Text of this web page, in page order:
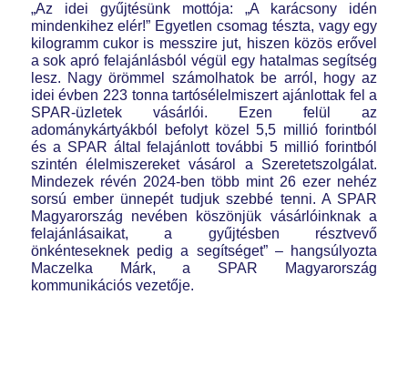
„Az idei gyűjtésünk mottója: „A karácsony idén
mindenkihez elér!” Egyetlen csomag tészta, vagy egy
kilogramm cukor is messzire jut, hiszen közös erővel
a sok apró felajánlásból végül egy hatalmas segítség
lesz. Nagy örömmel számolhatok be arról, hogy az
idei évben 223 tonna tartósélelmiszert ajánlottak fel a
SPAR-üzletek vásárlói. Ezen felül az
adománykártyákból befolyt közel 5,5 millió forintból
és a SPAR által felajánlott további 5 millió forintból
szintén élelmiszereket vásárol a Szeretetszolgálat.
Mindezek révén 2024-ben több mint 26 ezer nehéz
sorsú ember ünnepét tudjuk szebbé tenni. A SPAR
Magyarország nevében köszönjük vásárlóinknak a
felajánlásaikat, a gyűjtésben résztvevő
önkénteseknek pedig a segítséget” – hangsúlyozta
Maczelka Márk, a SPAR Magyarország
kommunikációs vezetője.